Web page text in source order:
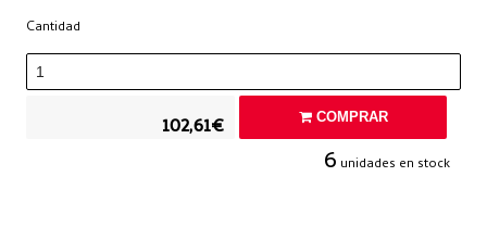
Cantidad
102,61€ COMPRAR
6 unidades en stock